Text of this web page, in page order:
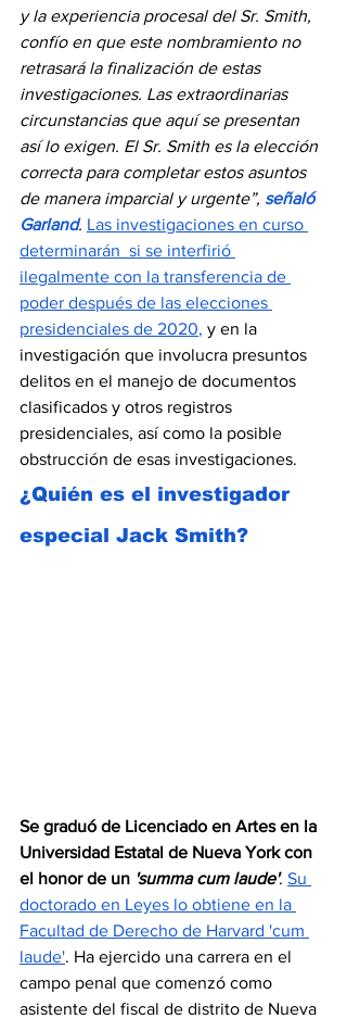
y la experiencia procesal del Sr. Smith,
confío en que este nombramiento no
retrasará la finalización de estas
investigaciones. Las extraordinarias
circunstancias que aquí se presentan
así lo exigen. El Sr. Smith es la elección
correcta para completar estos asuntos
de manera imparcial y urgente”, señaló
Garland. Las investigaciones en curso
determinarán  si se interfirió
ilegalmente con la transferencia de
poder después de las elecciones
presidenciales de 2020, y en la
investigación que involucra presuntos
delitos en el manejo de documentos
clasificados y otros registros
presidenciales, así como la posible
obstrucción de esas investigaciones.
¿Quién es el investigador
especial Jack Smith?
Se graduó de Licenciado en Artes en la
Universidad Estatal de Nueva York con
el honor de un 'summa cum laude'. Su
doctorado en Leyes lo obtiene en la
Facultad de Derecho de Harvard 'cum
laude'. Ha ejercido una carrera en el
campo penal que comenzó como
asistente del fiscal de distrito de Nueva